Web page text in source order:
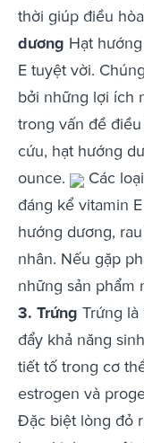
thời giúp điều
dương Hạt
E tuyệt vời.
bởi những lợi ích
trong vấn đề
cứu, hạt hướng
ounce.
Các
đáng kể vitamin
hướng dương,
nhân. Nếu gặp
những sản phẩm
3. Trứng Trứng
đẩy khả năng
tiết tố trong cơ
estrogen và
Đặc biệt lòng đỏ